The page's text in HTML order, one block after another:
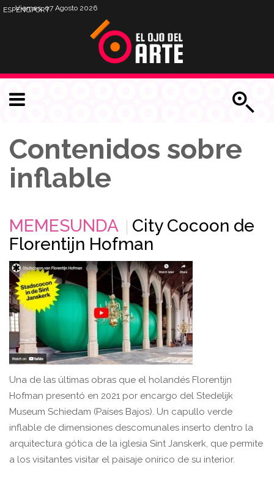
Viernes, 07 Agosto 2026
ESPENGPORT
Contenidos sobre
inflable
MEMESUNDA
City Cocoon de
Florentijn Hofman
Una de las últimas obras que el holandés Florentijn
Hofman presentó en 2021 por encargo del Stedelijk
Museum Schiedam (Países Bajos). Un capullo verde
inflable de dimensiones descomunales inserto dentro la
arquitectura gótica de la iglesia Sint Janskerk, que permite
a los visitantes visitar el paisaje onírico de su interior.